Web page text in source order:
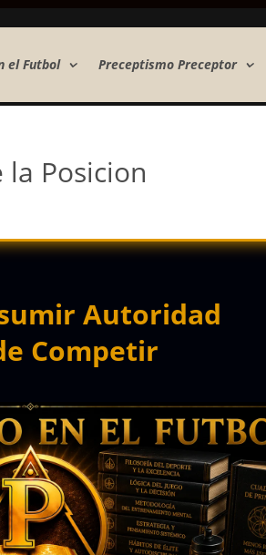
el Futbol Preceptismo Preceptor
Posicion
Autoridad
Competir